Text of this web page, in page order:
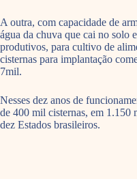
A outra, com capacidade de
água da chuva que cai no solo
produtivos, para cultivo de
cisternas para implantação
7mil.
Nesses dez anos de
de 400 mil cisternas, em 1.150
dez Estados brasileiros.